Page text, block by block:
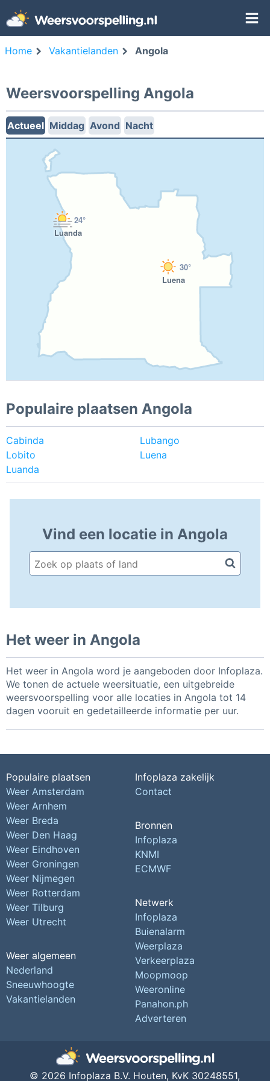
Home Vakantielanden Angola
Weersvoorspelling Angola
Actueel Middag Avond Nacht
24°
Luanda
30°
Luena
Populaire plaatsen Angola
Cabinda
Lobito
Luanda
Lubango
Luena
Vind een locatie in Angola
Het weer in Angola
Het weer in Angola word je aangeboden door Infoplaza.
We tonen de actuele weersituatie, een uitgebreide
weersvoorspelling voor alle locaties in Angola tot 14
dagen vooruit en gedetailleerde informatie per uur.
Populaire plaatsen
Weer Amsterdam
Weer Arnhem
Weer Breda
Weer Den Haag
Weer Eindhoven
Weer Groningen
Weer Nijmegen
Weer Rotterdam
Weer Tilburg
Weer Utrecht
Weer algemeen
Nederland
Sneeuwhoogte
Vakantielanden
Infoplaza zakelijk
Contact
Bronnen
Infoplaza
KNMI
ECMWF
Netwerk
Infoplaza
Buienalarm
Weerplaza
Verkeerplaza
Moopmoop
Weeronline
Panahon.ph
Adverteren
© 2026 Infoplaza B.V. Houten, KvK 30248551,